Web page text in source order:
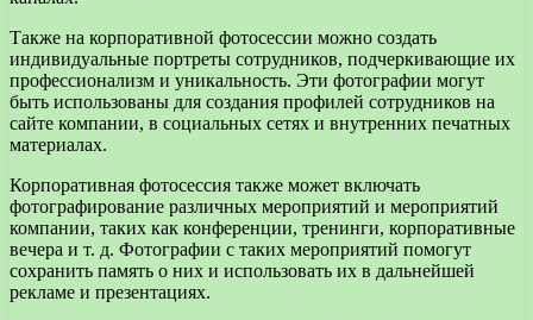
Также на корпоративной фотосессии можно создать
индивидуальные портреты сотрудников, подчеркивающие их
профессионализм и уникальность. Эти фотографии могут
быть использованы для создания профилей сотрудников на
сайте компании, в социальных сетях и внутренних печатных
материалах.
Корпоративная фотосессия также может включать
фотографирование различных мероприятий и мероприятий
компании, таких как конференции, тренинги, корпоративные
вечера и т. д. Фотографии с таких мероприятий помогут
сохранить память о них и использовать их в дальнейшей
рекламе и презентациях.